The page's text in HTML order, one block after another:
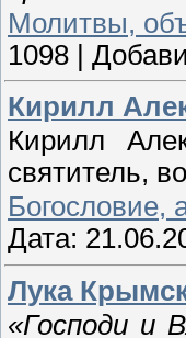
Молитвы,
1098 |
Кирилл
Кирилл
святитель,
Богословие,
Дата:
Лука
«Господи и